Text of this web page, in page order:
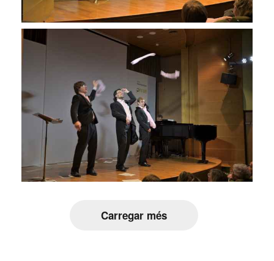
Carregar més